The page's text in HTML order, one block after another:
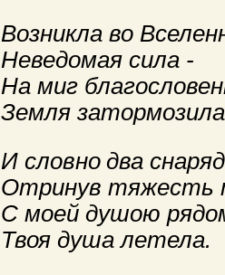
Возникла во
Неведомая сила -
На миг
Земля
И словно два
Отринув тяжесть
С моей душою
Твоя душа летела.